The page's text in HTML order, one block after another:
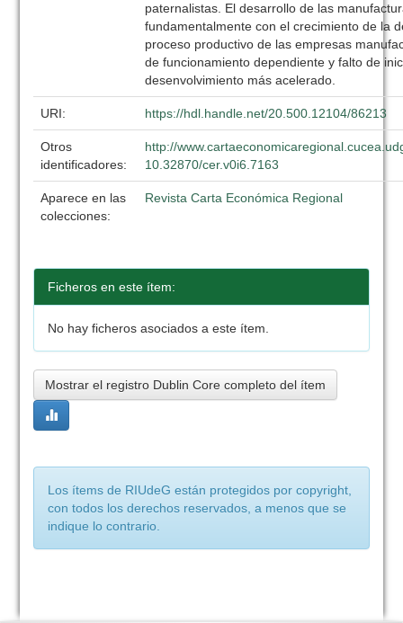
paternalistas. El desarrollo de las
fundamentalmente con el crecimiento de la
proceso productivo de las empresas
de funcionamiento dependiente y falto de
desenvolvimiento más acelerado.
URI: https://hdl.handle.net/20.500.12104/86213
Otros
identificadores:
http://
10.32870/cer.v0i6.7163
Aparece en las
colecciones:
Revista Carta Económica Regional
Ficheros en este ítem:
No hay ficheros asociados a este ítem.
Mostrar el registro Dublin Core completo del ítem
Los ítems de RIUdeG están protegidos por copyright,
con todos los derechos reservados, a menos que se
indique lo contrario.